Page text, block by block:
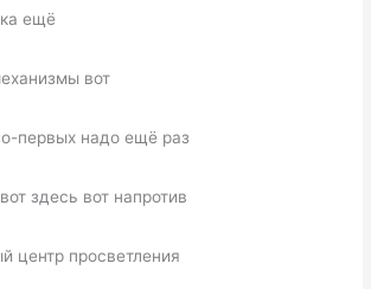
ещё
вот
первых надо ещё раз
здесь вот напротив
центр просветления